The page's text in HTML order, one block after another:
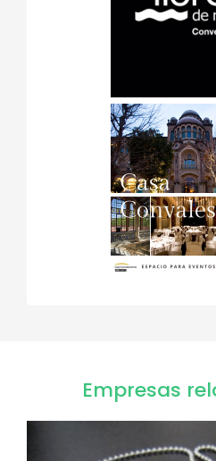
Empresas